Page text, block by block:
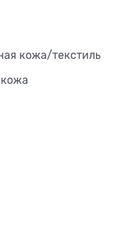
кожа/текстиль